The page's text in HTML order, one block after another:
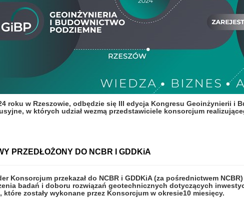
roku w Rzeszowie, odbędzie się III edycja Kongresu Geoinżynierii i
w których udział wezmą przedstawiciele konsorcjum
PRZEDŁOŻONY DO NCBR I GDDKiA
Konsorcjum przekazał do NCBR i GDDKiA (za pośrednictwem
badań i doboru rozwiązań geotechnicznych dotyczących
zostały wykonane przez Konsorcjum w okresie10 miesięcy.